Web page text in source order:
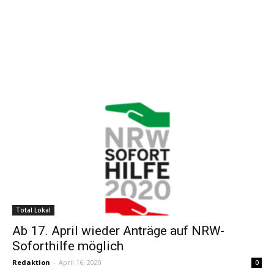
Total Lokal
Ab 17. April wieder Anträge auf NRW-
Soforthilfe möglich
Redaktion - April 16, 2020 0